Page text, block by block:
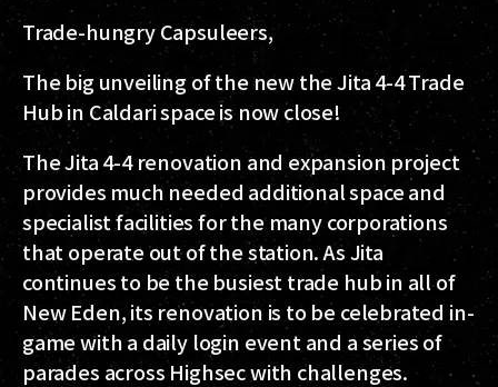
Trade-hungry Capsuleers,
The big unveiling of the new the Jita 4-4 Trade
Hub in Caldari space is now close!
The Jita 4-4 renovation and expansion project
provides much needed additional space and
specialist facilities for the many corporations
that operate out of the station. As Jita
continues to be the busiest trade hub in all of
New Eden, its renovation is to be celebrated in-
game with a daily login event and a series of
parades across Highsec with challenges.